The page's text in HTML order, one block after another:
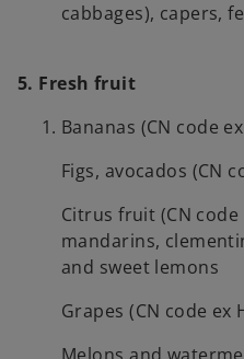
cabbages), capers,
5. Fresh fruit
Bananas (CN code
Figs, avocados (CN
Citrus fruit (CN code
mandarins,
and sweet lemons
Grapes (CN code ex